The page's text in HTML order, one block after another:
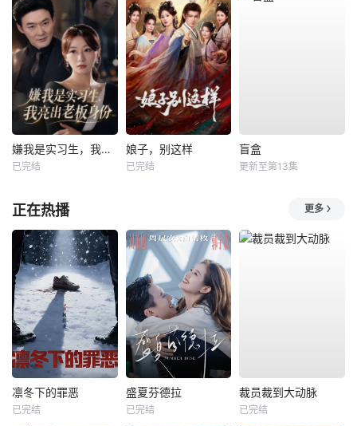
嫌我是实习生，我亮出老板身份
已完结
娘子，别这样
已完结
盲盒
更新至第13集
正在热播 更多
凛冬下的罪恶
已完结
盛夏芬德拉
已完结
裁员裁到大动脉
已完结